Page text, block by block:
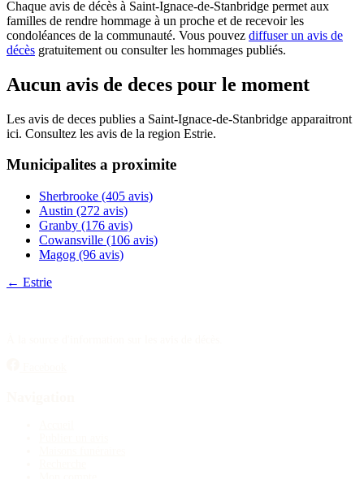
Maisons funéraires
Éternea
Blog
Publier un avis
Recherche
Chaque avis de décès à Saint-Ignace-de-Stanbridge permet aux
familles de rendre hommage à un proche et de recevoir les
condoléances de la communauté. Vous pouvez diffuser un avis de
décès gratuitement ou consulter les hommages publiés.
Aucun avis de deces pour le moment
Les avis de deces publies a Saint-Ignace-de-Stanbridge apparaitront
ici. Consultez les avis de la region Estrie.
Municipalites a proximite
Sherbrooke (405 avis)
Austin (272 avis)
Granby (176 avis)
Cowansville (106 avis)
Magog (96 avis)
← Estrie